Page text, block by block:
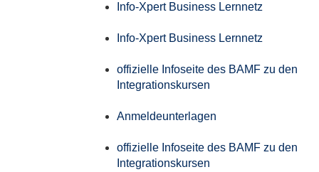
Info-Xpert Business Lernnetz
Info-Xpert Business Lernnetz
offizielle Infoseite des BAMF zu den
Integrationskursen
Anmeldeunterlagen
offizielle Infoseite des BAMF zu den
Integrationskursen